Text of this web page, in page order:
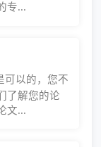
专...
可以的，您不
了解您的论
文...